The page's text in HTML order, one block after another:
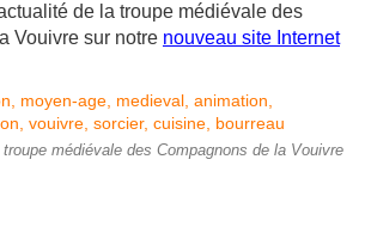
de la troupe médiévale des
Vouivre sur notre nouveau site Internet
médiévale des Compagnons de la Vouivre